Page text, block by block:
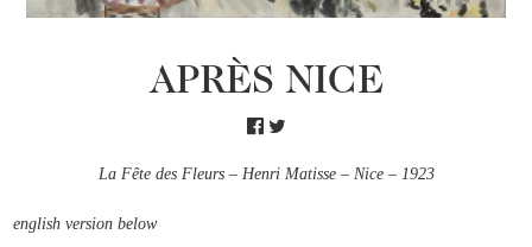
APRÈS NICE
La Fête des Fleurs – Henri Matisse – Nice – 1923
english version below